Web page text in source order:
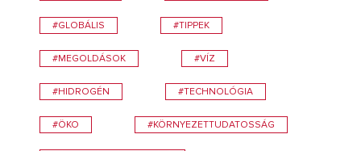
#GLOBÁLIS #TIPPEK
#MEGOLDÁSOK #VÍZ
#HIDROGÉN #TECHNOLÓGIA
#ÖKO #KÖRNYEZETTUDATOSSÁG